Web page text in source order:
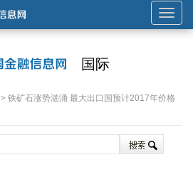
展
开
导
国际
> 铁矿石涨势汹涌 最大出口国预计2017年价格